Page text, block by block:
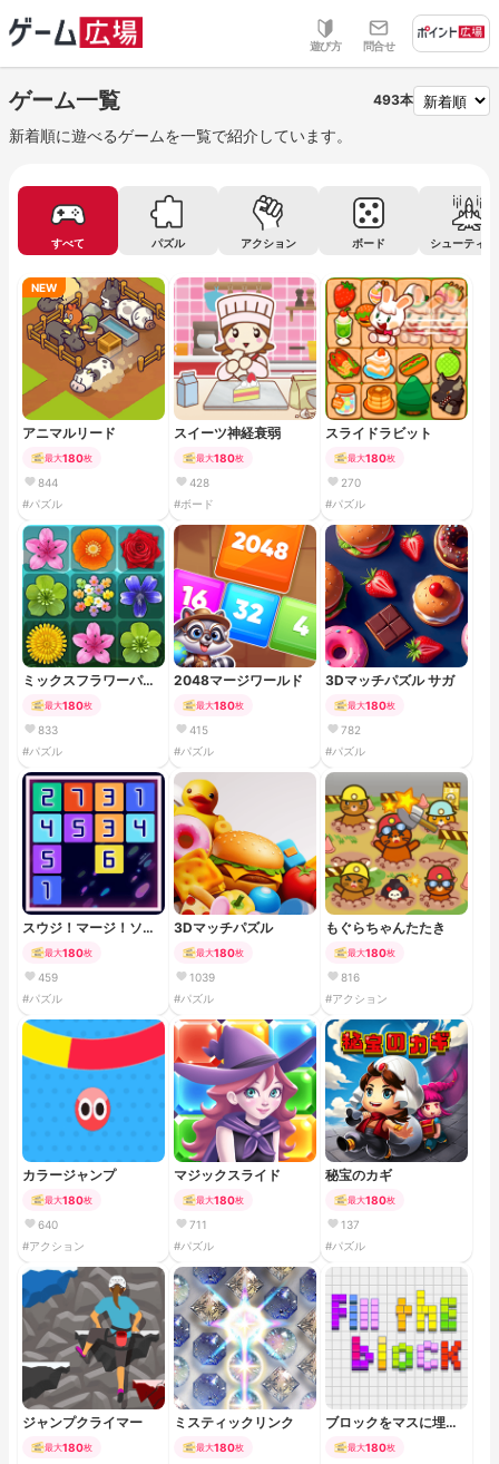
遊び方 問合せ
ゲーム一覧 493本
新着順に遊べるゲームを一覧で紹介しています。
すべて パズル アクション ボード シューティン
NEW
アニマルリード
最大180枚
844
#パズル
スイーツ神経衰弱
最大180枚
428
#ボード
スライドラビット
最大180枚
270
#パズル
ミックスフラワーパズ
ル
最大180枚
833
#パズル
2048マージワールド
最大180枚
415
#パズル
3Dマッチパズル サガ
最大180枚
782
#パズル
スウジ！マージ！ソー
星人最大180枚
459
#パズル
3Dマッチパズル
最大180枚
1039
#パズル
もぐらちゃんたたき
最大180枚
816
#アクション
カラージャンプ
最大180枚
640
#アクション
マジックスライド
最大180枚
711
#パズル
秘宝のカギ
最大180枚
137
#パズル
ジャンプクライマー
最大180枚
ミスティックリンク
最大180枚
ブロックをマスに埋め
ていこう！
最大180枚